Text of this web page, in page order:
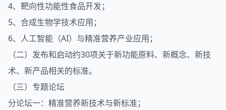
4、靶向性功能性食品开发；
5、合成生物学技术应用；
6、人工智能（AI）与精准营养产业应用；
（二）发布和启动约30项关于新功能原料、新概念、新技
术、新产品相关的标准。
（三）专题论坛
分论坛一：精准营养新技术与新标准；